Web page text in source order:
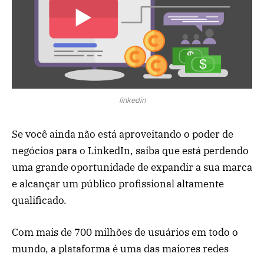
linkedin
Se você ainda não está aproveitando o poder de
negócios para o LinkedIn, saiba que está perdendo
uma grande oportunidade de expandir a sua marca
e alcançar um público profissional altamente
qualificado.
Com mais de 700 milhões de usuários em todo o
mundo, a plataforma é uma das maiores redes